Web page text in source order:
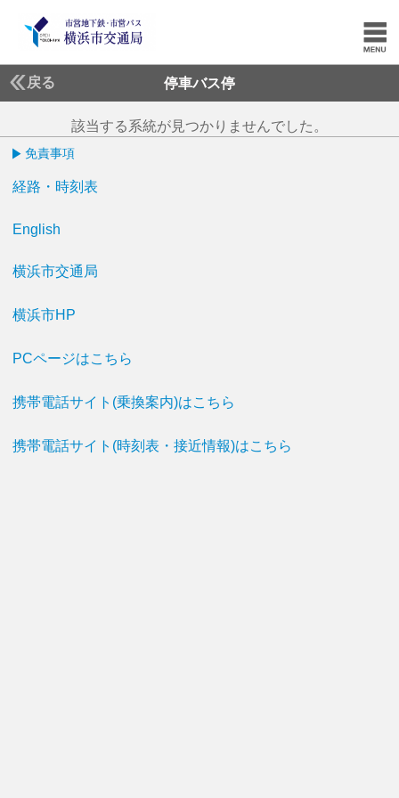
戻る 停車バス停
該当する系統が見つかりませんでした。
免責事項
経路・時刻表
English
横浜市交通局
横浜市HP
PCページはこちら
携帯電話サイト(乗換案内)はこちら
携帯電話サイト(時刻表・接近情報)はこちら